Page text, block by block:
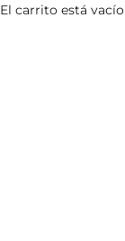
El carrito está vacío